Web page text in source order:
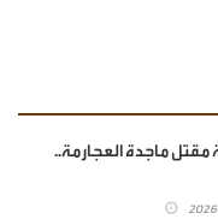
ماجدة العجارمة..